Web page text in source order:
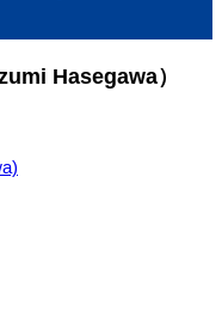
Hasegawa）